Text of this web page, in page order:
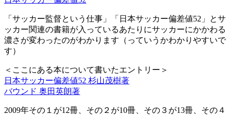
「サッカー監督という仕事」「日本サッカー偏差値52」とサ
ッカー関連の書籍が入っているあたりにサッカーにかかわる
濃さが変わったのがわかります（っていうかわかりやすいで
す）
＜ここにある本について書いたエントリー＞
日本サッカー偏差値52 杉山茂樹著
バウンド 奥田英朗著
2009年その１が12冊、その２が10冊、その３が13冊、その４